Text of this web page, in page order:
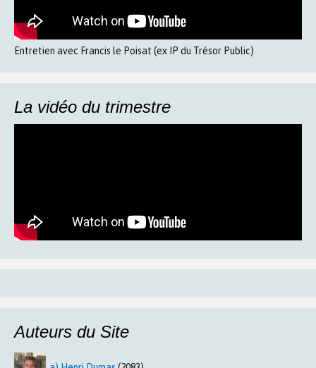
Entretien avec Francis le Poisat (ex IP du Trésor Public)
La vidéo du trimestre
Auteurs du Site